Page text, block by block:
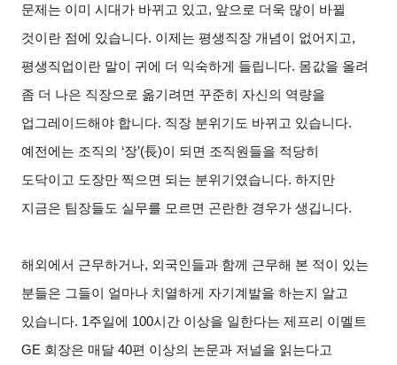
문제는 이미 시대가 바뀌고 있고, 앞으로 더욱 많이 바뀔
것이란 점에 있습니다. 이제는 평생직장 개념이 없어지고,
평생직업이란 말이 귀에 더 익숙하게 들립니다. 몸값을 올려
좀 더 나은 직장으로 옮기려면 꾸준히 자신의 역량을
업그레이드해야 합니다. 직장 분위기도 바뀌고 있습니다.
예전에는 조직의 ‘장’(長)이 되면 조직원들을 적당히
도닥이고 도장만 찍으면 되는 분위기였습니다. 하지만
지금은 팀장들도 실무를 모르면 곤란한 경우가 생깁니다.
해외에서 근무하거나, 외국인들과 함께 근무해 본 적이 있는
분들은 그들이 얼마나 치열하게 자기계발을 하는지 알고
있습니다. 1주일에 100시간 이상을 일한다는 제프리 이멜트
GE 회장은 매달 40편 이상의 논문과 저널을 읽는다고